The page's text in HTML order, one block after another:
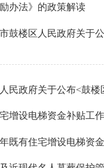
办法》的政策解读
鼓楼区人民政府关于
民政府关于公布<鼓
增设电梯资金补贴工
年既有住宅增设电梯资